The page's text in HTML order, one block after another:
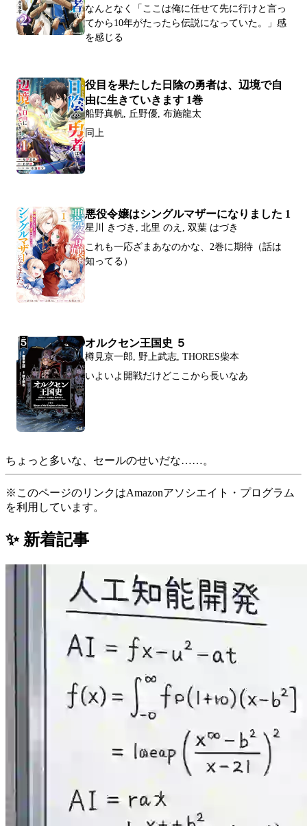
なんとなく「ここは俺に任せて先に行けと言っ
てから10年がたったら伝説になっていた。」感
を感じる
役目を果たした日陰の勇者は、辺境で自
由に生きていきます 1巻
船野真帆, 丘野優, 布施龍太
同上
悪役令嬢はシングルマザーになりました 1
星川 きづき, 北里 のえ, 双葉 はづき
これも一応ざまあなのかな、2巻に期待（話は
知ってる）
オルクセン王国史 ５
樽見京一郎, 野上武志, THORES柴本
いよいよ開戦だけどここから長いなあ
ちょっと多いな、セールのせいだな……。
※このページのリンクはAmazonアソシエイト・プログラム
を利用しています。
✨ 新着記事